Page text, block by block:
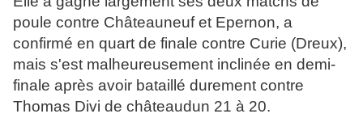
poule contre Châteauneuf et Epernon, a
confirmé en quart de finale contre Curie (Dreux),
mais s'est malheureusement inclinée en demi-
finale après avoir bataillé durement contre
Thomas Divi de châteaudun 21 à 20.